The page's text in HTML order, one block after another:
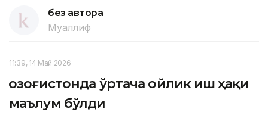
без автора
Муаллиф
11:39, 14 Май 2026
Қозоғистонда ўртача ойлик иш ҳақи
маълум бўлди